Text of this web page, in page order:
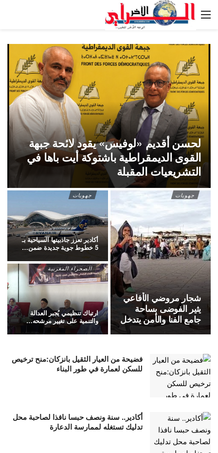
لحسن أقديم «لوفيس» يقود لائحة جبهة
القوى الديمقراطية باشتوكة أيت باها في
التشريعيات المقبلة
جهويات
شجار مروضي الأفاعي
يثير الفوضى بساحة
جامع الفنا والأمن يتدخل
جهويات
أكادير تعزز جاذبيتها السياحية بـ
5 خطوط جوية جديدة ضمن…
الصحراء المغربية
ارتباك تنظيمي يُجبر العدالة
والتنمية على تغيير مرشحه…
فضيحة من العيار الثقيل بانزكان:منح ترخيص
للسكن لعمارة في طور البناء
أكادير.. سنة ونصف حبسا نافذا لصاحبة محل
تدليك تستغله لممارسة الدعارة